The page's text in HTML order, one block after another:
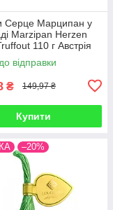
Серце Марципан у
Marzipan Herzen
110 г Австрія
відправки
₴ 149,97 ₴
Купити
–20%